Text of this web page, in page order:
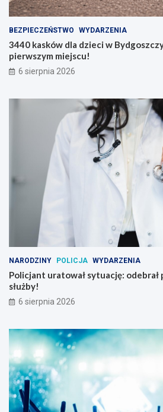
BEZPIECZEŃSTWO WYDARZENIA
3440 kasków dla dzieci w
pierwszym miejscu!
6 sierpnia 2026
NARODZINY POLICJA WYDARZENIA
Policjant uratował sytuację:
służby!
6 sierpnia 2026